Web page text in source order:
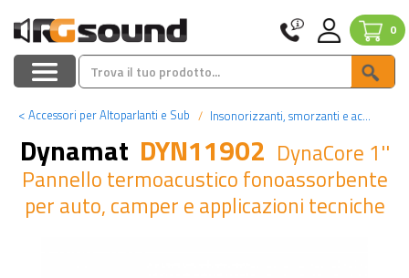
0
< Accessori per Altoparlanti e Sub Insonorizzanti, smorzanti e accessori
Dynamat DYN11902 DynaCore 1''
Pannello termoacustico fonoassorbente
per auto, camper e applicazioni tecniche